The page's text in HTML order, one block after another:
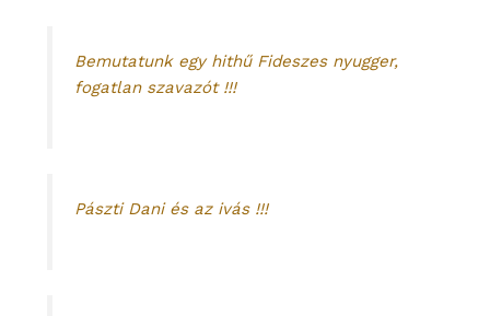
Bemutatunk egy hithű Fideszes nyugger,
fogatlan szavazót !!!
Pászti Dani és az ivás !!!